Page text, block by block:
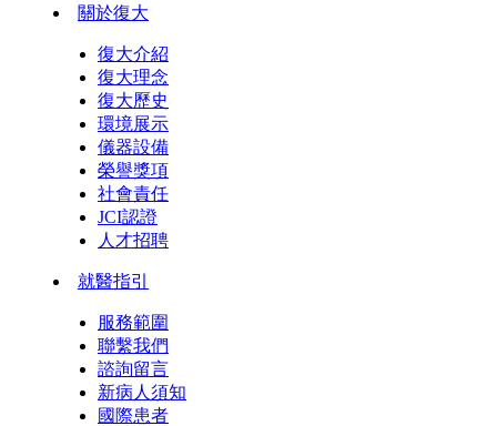
關於復大
復大介紹
復大理念
復大歷史
環境展示
儀器設備
榮譽獎項
社會責任
JCI認證
人才招聘
就醫指引
服務範圍
聯繫我們
諮詢留言
新病人須知
國際患者